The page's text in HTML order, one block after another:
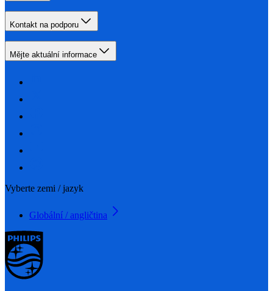
Kontakt na podporu
Mějte aktuální informace
Vyberte zemi / jazyk
Globální / angličtina